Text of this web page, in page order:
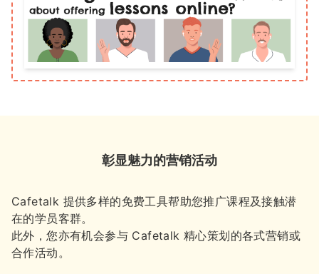
彰显魅力的营销活动
Cafetalk 提供多样的免费工具帮助您推广课程及接触潜
在的学员客群。
此外，您亦有机会参与 Cafetalk 精心策划的各式营销或
合作活动。